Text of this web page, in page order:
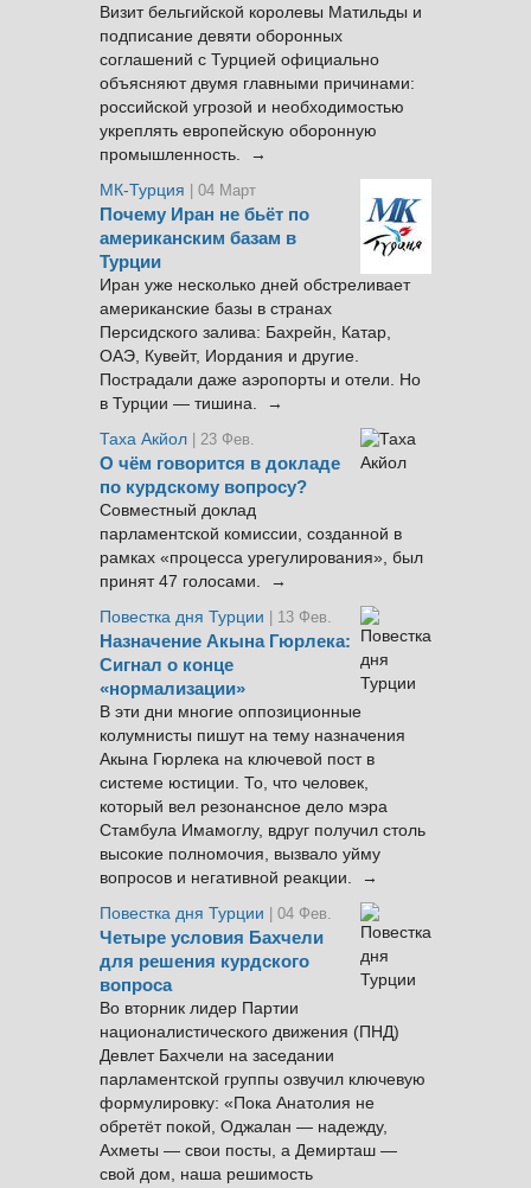
Визит бельгийской королевы Матильды и
подписание девяти оборонных
соглашений с Турцией официально
объясняют двумя главными причинами:
российской угрозой и необходимостью
укреплять европейскую оборонную
промышленность. →
МК-Турция
| 04 Март
Почему Иран не бьёт по
американским базам в
Турции
Иран уже несколько дней обстреливает
американские базы в странах
Персидского залива: Бахрейн, Катар,
ОАЭ, Кувейт, Иордания и другие.
Пострадали даже аэропорты и отели. Но
в Турции — тишина. →
Таха Акйол | 23 Фев.
О чём говорится в докладе
по курдскому вопросу?
Совместный доклад
парламентской комиссии, созданной в
рамках «процесса урегулирования», был
принят 47 голосами. →
Повестка дня Турции
| 13 Фев.
Назначение Акына Гюрлека:
Сигнал о конце
«нормализации»
В эти дни многие оппозиционные
колумнисты пишут на тему назначения
Акына Гюрлека на ключевой пост в
системе юстиции. То, что человек,
который вел резонансное дело мэра
Стамбула Имамоглу, вдруг получил столь
высокие полномочия, вызвало уйму
вопросов и негативной реакции. →
Повестка дня Турции
| 04 Фев.
Четыре условия Бахчели
для решения курдского
вопроса
Во вторник лидер Партии
националистического движения (ПНД)
Девлет Бахчели на заседании
парламентской группы озвучил ключевую
формулировку: «Пока Анатолия не
обретёт покой, Оджалан — надежду,
Ахметы — свои посты, а Демирташ —
свой дом, наша решимость